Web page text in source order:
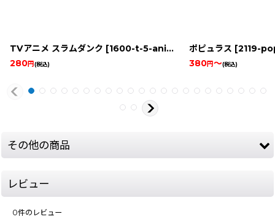
TVアニメ スラムダンク [1600-t-5-anime-slam-dun-snes ]
280円(税込)
ポピュラス [2119-
380円～(税込)
その他の商品
レビュー
0件のレビュー